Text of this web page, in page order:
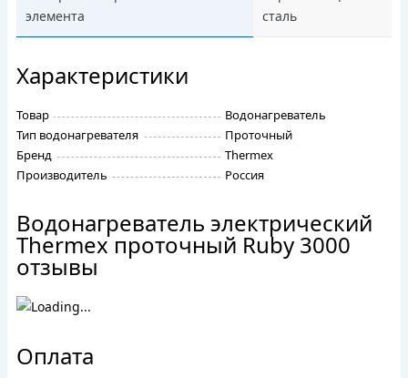
элемента
сталь
Характеристики
Товар
Водонагреватель
Тип водонагревателя
Проточный
Бренд
Thermex
Производитель
Россия
Водонагреватель электрический
Thermex проточный Ruby 3000
отзывы
Оплата